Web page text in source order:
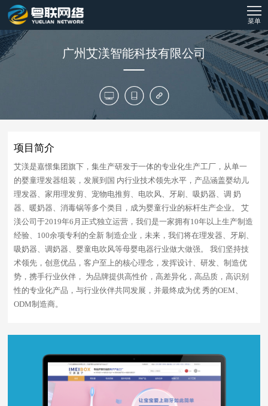
菜单
广州艾渼智能科技有限公司
项目简介
艾渼是嘉憬集团旗下，集生产研发于一体的专业化生产工厂，从单一
的婴童理发器组装，发展到国 内行业技术领先水平，产品涵盖婴幼儿
理发器、家用理发剪、宠物电推剪、电吹风、牙刷、吸奶器、调 奶
器、暖奶器、消毒锅等多个类目，成为婴童行业的标杆生产企业。 艾
渼公司于2019年6月正式独立运营，我们是一家拥有10年以上生产制造
经验、100余项专利的全新 制造企业，未来，我们将在理发器、牙刷、
吸奶器、调奶器、婴童电吹风等母婴电器行业做大做强。 我们坚持技
术领先，创意优品，客户至上的核心理念，发挥设计、研发、制造优
势，携手行业伙伴， 为品牌提供高性价，高差异化，高品质，高识别
性的专业化产品，与行业伙伴共同发展，并最终成为优 秀的OEM、
ODM制造商。